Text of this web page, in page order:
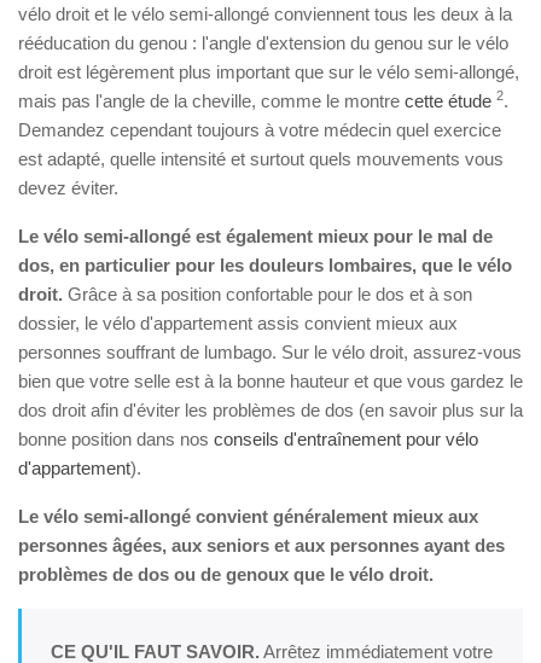
vélo droit et le vélo semi-allongé conviennent tous les deux à la
rééducation du genou : l'angle d'extension du genou sur le vélo
droit est légèrement plus important que sur le vélo semi-allongé,
mais pas l'angle de la cheville, comme le montre cette étude 2.
Demandez cependant toujours à votre médecin quel exercice
est adapté, quelle intensité et surtout quels mouvements vous
devez éviter.
Le vélo semi-allongé est également mieux pour le mal de
dos, en particulier pour les douleurs lombaires, que le vélo
droit. Grâce à sa position confortable pour le dos et à son
dossier, le vélo d'appartement assis convient mieux aux
personnes souffrant de lumbago. Sur le vélo droit, assurez-vous
bien que votre selle est à la bonne hauteur et que vous gardez le
dos droit afin d'éviter les problèmes de dos (en savoir plus sur la
bonne position dans nos conseils d'entraînement pour vélo
d'appartement).
Le vélo semi-allongé convient généralement mieux aux
personnes âgées, aux seniors et aux personnes ayant des
problèmes de dos ou de genoux que le vélo droit.
CE QU'IL FAUT SAVOIR. Arrêtez immédiatement votre